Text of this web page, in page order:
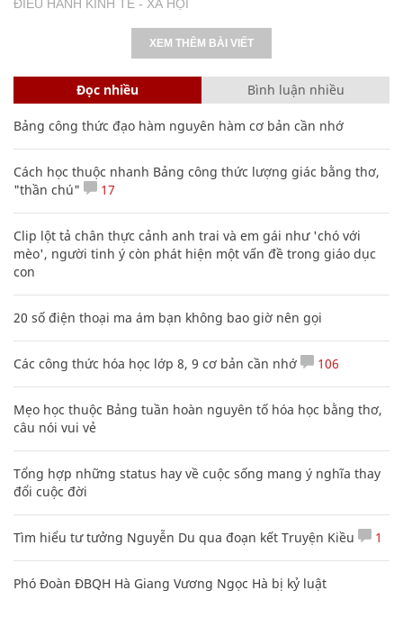
ĐIỀU HÀNH KINH TẾ - XÃ HỘI
XEM THÊM BÀI VIẾT
Đọc nhiều Bình luận nhiều
Bảng công thức đạo hàm nguyên hàm cơ bản cần nhớ
Cách học thuộc nhanh Bảng công thức lượng giác bằng thơ,
"thần chú"
17
Clip lột tả chân thực cảnh anh trai và em gái như 'chó với
mèo', người tinh ý còn phát hiện một vấn đề trong giáo dục
con
20 số điện thoại ma ám bạn không bao giờ nên gọi
Các công thức hóa học lớp 8, 9 cơ bản cần nhớ 106
Mẹo học thuộc Bảng tuần hoàn nguyên tố hóa học bằng thơ,
câu nói vui vẻ
Tổng hợp những status hay về cuộc sống mang ý nghĩa thay
đổi cuộc đời
Tìm hiểu tư tưởng Nguyễn Du qua đoạn kết Truyện Kiều 1
Phó Đoàn ĐBQH Hà Giang Vương Ngọc Hà bị kỷ luật